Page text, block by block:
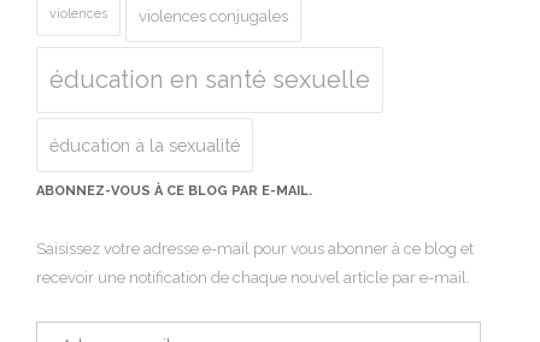
violences violences conjugales
éducation en santé sexuelle
éducation à la sexualité
ABONNEZ-VOUS À CE BLOG PAR E-MAIL.
Saisissez votre adresse e-mail pour vous abonner à ce blog et
recevoir une notification de chaque nouvel article par e-mail.
Adresse